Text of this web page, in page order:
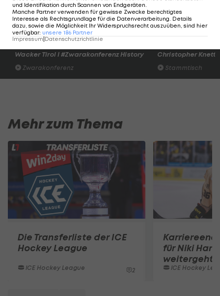
zur Seite stehen. Ich freue mich auf meine letzte
Profi-Saison."
Wacker Tirol I #Zwarakonferenz History
Zwarakonferenz
Christopher Knett
Stammtisch
Mehr zum Thema
Die Transferliste der ICE
Hockey League
ICE Hockey League 2
für Niki Hartl
weitergeht
ICE Hockey
und Identifikation durch Scannen von Endgeräten.
Manche Partner verwenden für gewisse Zwecke berechtigtes
Interesse als Rechtsgrundlage für die Datenverarbeitung. Details
dazu, sowie die Möglichkeit Ihr Widerspruchsrecht auszuüben, sind hier
verfügbar: unsere 186 Partner
Impressum Datenschutzrichtlinie